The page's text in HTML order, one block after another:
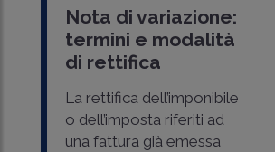
Nota di variazione:
termini e modalità
di rettifica
La rettifica dell’imponibile
o dell’imposta riferiti ad
una fattura già emessa